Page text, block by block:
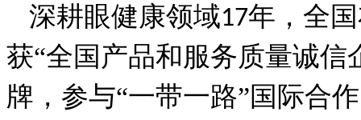
深耕眼健康领域17年，全
获“全国产品和服务质量诚信
牌，参与“一带一路”国际合